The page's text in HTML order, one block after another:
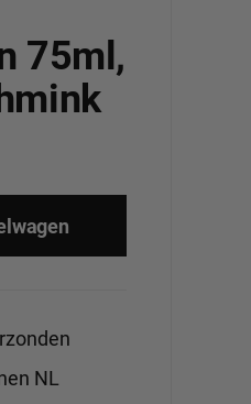
75ml,
gewenste
NL